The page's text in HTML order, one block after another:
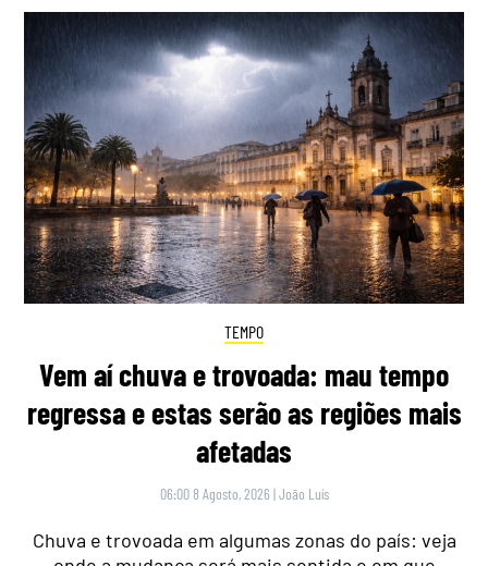
TEMPO
Vem aí chuva e trovoada: mau tempo
regressa e estas serão as regiões mais
afetadas
06:00 8 Agosto, 2026 |João Luís
Chuva e trovoada em algumas zonas do país: veja